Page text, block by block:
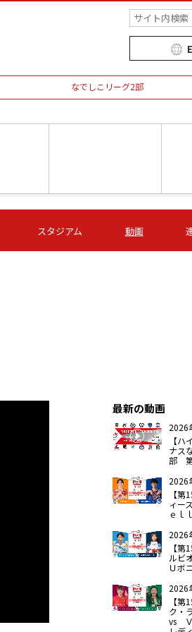
なでしこリーグ2部
第16節 09/06 (日) 15:00
-
スタジアム 動画
最新の動画
2026
【
ナス
部
2026
【
ィー
ｅｌ
2026
【
ルビ
Ｕボ
2026
【
ク・
vs Ｖ